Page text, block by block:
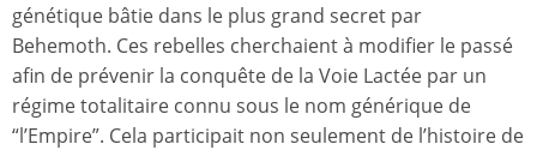
génétique bâtie dans le plus grand secret par
Behemoth. Ces rebelles cherchaient à modifier le passé
afin de prévenir la conquête de la Voie Lactée par un
régime totalitaire connu sous le nom générique de
“l’Empire”. Cela participait non seulement de l’histoire de